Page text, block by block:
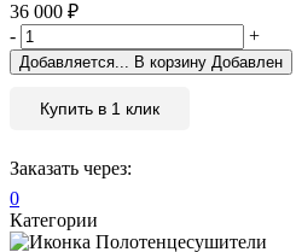
36 000 ₽
-
+
Добавляется... В корзину Добавлен
Купить в 1 клик
Заказать через:
0
Категории